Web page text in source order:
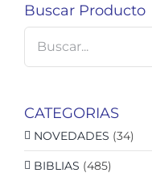
Buscar Producto
CATEGORIAS
NOVEDADES (34)
BIBLIAS (485)